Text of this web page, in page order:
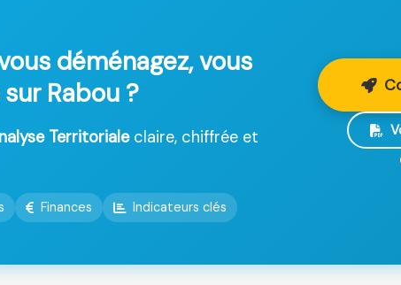
déménagez, vous
Rabou ?
Territorialeclaire, chiffrée et
Finances Indicateurs clés